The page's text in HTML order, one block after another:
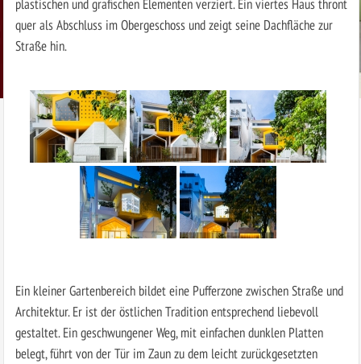
plastischen und grafischen Elementen verziert. Ein viertes Haus thront
quer als Abschluss im Obergeschoss und zeigt seine Dachfläche zur
Straße hin.
Ein kleiner Gartenbereich bildet eine Pufferzone zwischen Straße und
Architektur. Er ist der östlichen Tradition entsprechend liebevoll
gestaltet. Ein geschwungener Weg, mit einfachen dunklen Platten
belegt, führt von der Tür im Zaun zu dem leicht zurückgesetzten